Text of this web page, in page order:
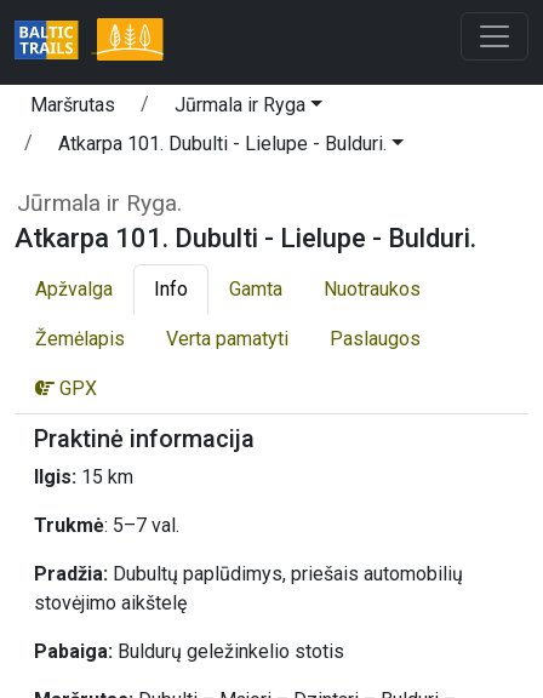
Maršrutas
Jūrmala ir Ryga
Atkarpa 101. Dubulti - Lielupe - Bulduri.
Jūrmala ir Ryga.
Atkarpa 101. Dubulti - Lielupe - Bulduri.
Apžvalga Info Gamta Nuotraukos
Žemėlapis Verta pamatyti Paslaugos
GPX
Praktinė informacija
Ilgis: 15 km
Trukmė: 5–7 val.
Pradžia: Dubultų paplūdimys, priešais automobilių
stovėjimo aikštelę
Pabaiga: Buldurų geležinkelio stotis